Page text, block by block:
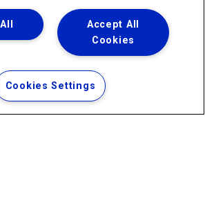
empresa
Copyright ® 2026 - Todos os Direitos Reservados.
de Uso de Sites e Aplicativos
Privacidade e Proteção de Dados
Accept All
Cookies
Cookies Settings